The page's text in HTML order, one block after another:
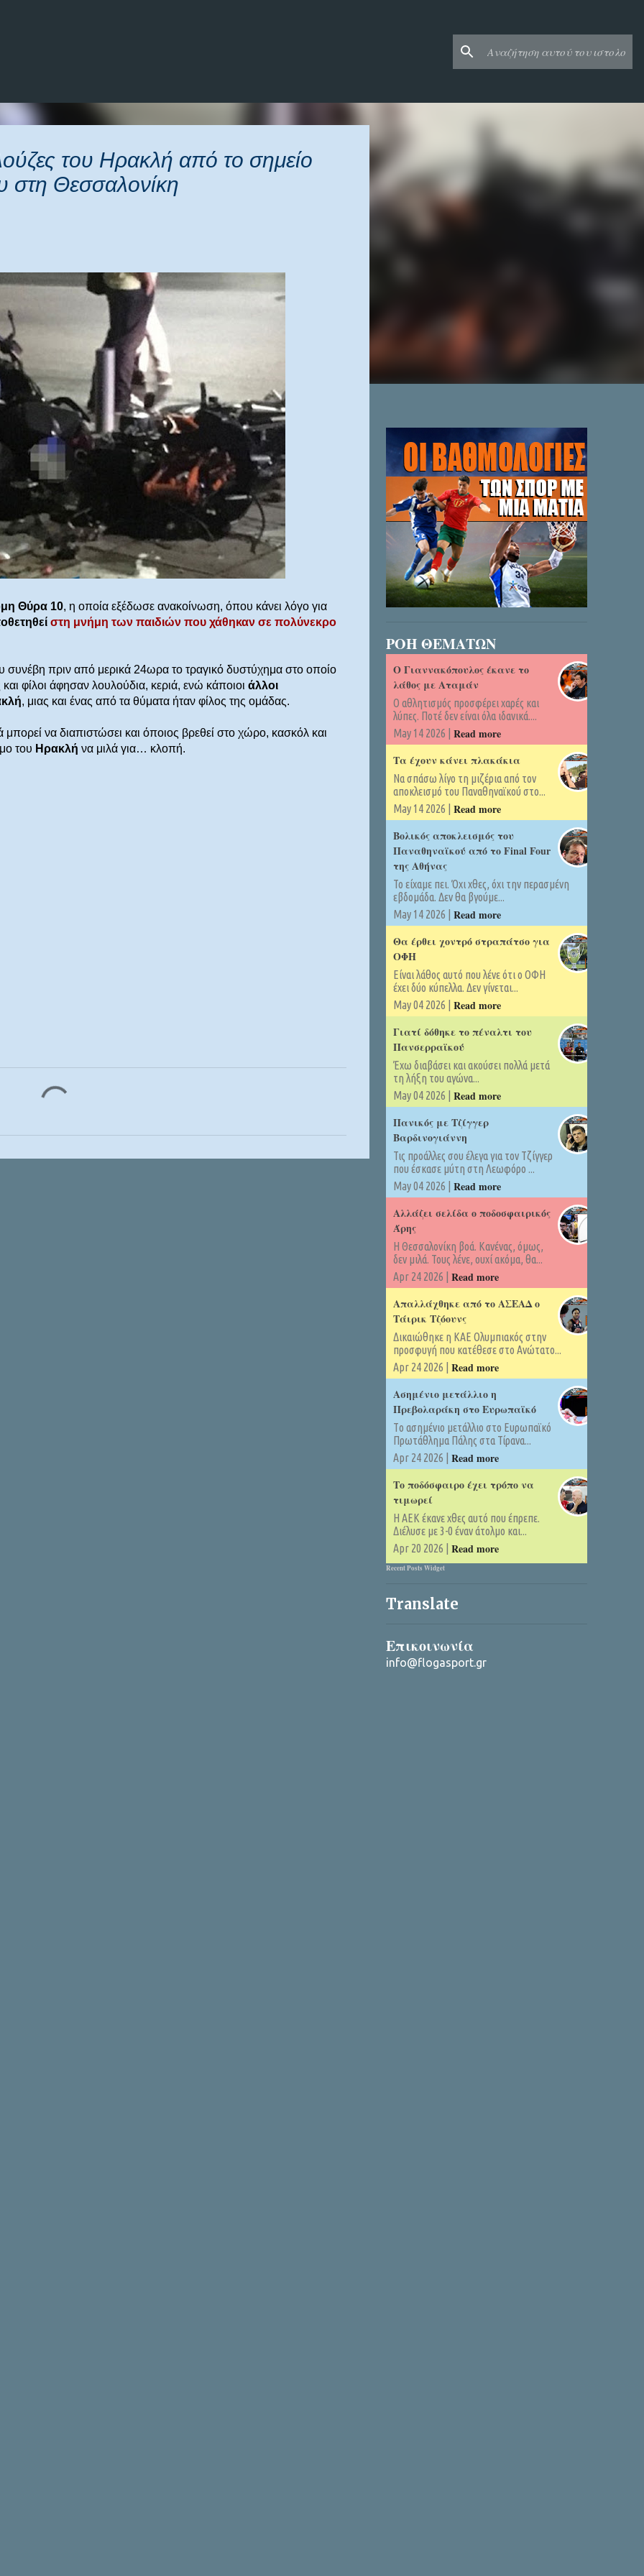
του Ηρακλή από το σημείο
στη Θεσσαλονίκη
Θύρα 10, η οποία εξέδωσε ανακοίνωση, όπου κάνει λόγο για
στη μνήμη των παιδιών που χάθηκαν σε πολύνεκρο
συνέβη πριν από μερικά 24ωρα το τραγικό δυστύχημα στο οποίο
φίλοι άφησαν λουλούδια, κεριά, ενώ κάποιοι άλλοι
, μιας και ένας από τα θύματα ήταν φίλος της ομάδας.
μπορεί να διαπιστώσει και όποιος βρεθεί στο χώρο, κασκόλ και
του Ηρακλή να μιλά για… κλοπή.
ΡΟΗ ΘΕΜΑΤΩΝ
Ο Γιαννακόπουλος έκανε το
λάθος με Αταμάν
Ο αθλητισμός προσφέρει χαρές και
λύπες. Ποτέ δεν είναι όλα ιδανικά....
May 14 2026 | Read more
Τα έχουν κάνει πλακάκια
Να σπάσω λίγο τη μιζέρια από τον
αποκλεισμό του Παναθηναϊκού στο...
May 14 2026 | Read more
Βολικός αποκλεισμός του
Παναθηναϊκού από το Final Four
της Αθήνας
Το είχαμε πει. Όχι χθες, όχι την περασμένη
εβδομάδα. Δεν θα βγούμε...
May 14 2026 | Read more
Θα έρθει χοντρό στραπάτσο για
ΟΦΗ
Είναι λάθος αυτό που λένε ότι ο ΟΦΗ
έχει δύο κύπελλα. Δεν γίνεται...
May 04 2026 | Read more
Γιατί δόθηκε το πέναλτι του
Πανσερραϊκού
Έχω διαβάσει και ακούσει πολλά μετά
τη λήξη του αγώνα...
May 04 2026 | Read more
Πανικός με Τζίγγερ
Βαρδινογιάννη
Τις προάλλες σου έλεγα για τον Τζίγγερ
που έσκασε μύτη στη Λεωφόρο ...
May 04 2026 | Read more
Αλλάζει σελίδα ο ποδοσφαιρικός
Άρης
Η Θεσσαλονίκη βοά. Κανένας, όμως,
δεν μιλά. Τους λένε, ουχί ακόμα, θα...
Apr 24 2026 | Read more
Απαλλάχθηκε από το ΑΣΕΑΔ ο
Τάιρικ Τζόουνς
Δικαιώθηκε η ΚΑΕ Ολυμπιακός στην
προσφυγή που κατέθεσε στο Ανώτατο...
Apr 24 2026 | Read more
Ασημένιο μετάλλιο η
Πρεβολαράκη στο Ευρωπαϊκό
Tο ασημένιο μετάλλιο στο Ευρωπαϊκό
Πρωτάθλημα Πάλης στα Τίρανα...
Apr 24 2026 | Read more
Το ποδόσφαιρο έχει τρόπο να
τιμωρεί
Η ΑΕΚ έκανε χθες αυτό που έπρεπε.
Διέλυσε με 3-0 έναν άτολμο και...
Apr 20 2026 | Read more
Recent Posts Widget
Translate
Επικοινωνία
info@flogasport.gr